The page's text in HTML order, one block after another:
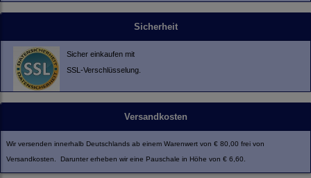
Sicherheit
Sicher einkaufen mit
SSL-Verschlüsselung.
Versandkosten
Wir versenden innerhalb Deutschlands ab einem Warenwert von € 80,00 frei von
Versandkosten. Darunter erheben wir eine Pauschale in Höhe von € 6,60.